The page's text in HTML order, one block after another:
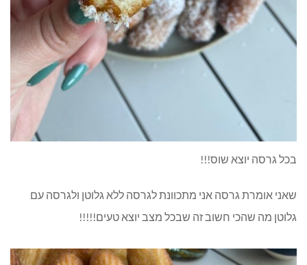
בכל גרסה יוצא שוס!!!
שאני אומרת גרסה אני מתכוונת לגרסה ללא גלוטן ולגרסה עם
גלוטן מה שהכי חשוב זה שבכל מצב יוצא טעים!!!!!